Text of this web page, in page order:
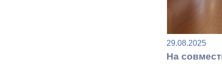
проверок
29.08.2025
На